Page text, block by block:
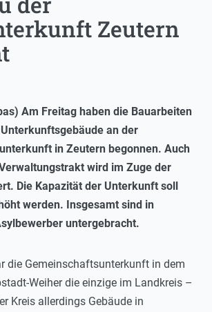
Zeutern
Am Freitag haben die Bauarbeiten
an der
in Zeutern begonnen. Auch
wird im Zuge der
Die Kapazität der Unterkunft soll
werden. Insgesamt sind in
untergebracht.
die Gemeinschaftsunterkunft in dem
Weiher die einzige im Landkreis –
Kreis allerdings Gebäude in